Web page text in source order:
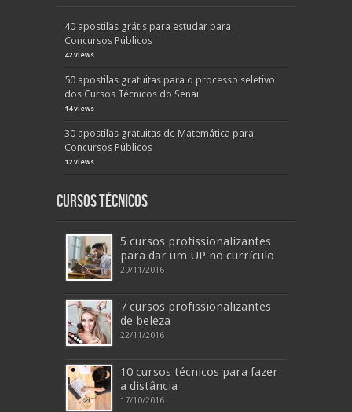
40 apostilas grátis para estudar para
Concursos Públicos
42 views
50 apostilas gratuitas para o processo seletivo
dos Cursos Técnicos do Senai
14 views
30 apostilas gratuitas de Matemática para
Concursos Públicos
12 views
Cursos Técnicos
5 cursos profissionalizantes
para dar um UP no currículo
29/11/2016
7 cursos profissionalizantes
de beleza
22/11/2016
10 cursos técnicos para fazer
a distância
17/10/2016